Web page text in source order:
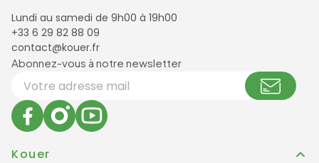
Lundi au samedi de 9h00 à 19h00
+33 6 29 82 88 09
contact@kouer.fr
Newsletter et réseaux sociaux
Abonnez-vous à notre newsletter
Votre adresse email
Kouer